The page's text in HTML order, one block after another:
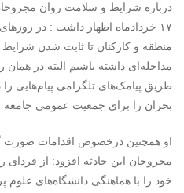
درباره شرایط و سلامت روان
۱۷ خردادماه اظهار داشت : در
منطقه و کارکنان تا ثابت شدن شرایط
مداخله‌ای داشته‌ باشیم البته در
طریق پیامک‌های تلگرامی پیام‌هایی
بحران را برای جمعیت عمومی جامعه
او همچنین درخصوص اقدامات صورت
مجروحان این حادثه افزود: از
خود را با هماهنگی دانشگاه‌های علوم